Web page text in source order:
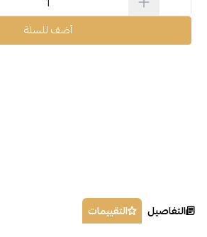
أضف للسلة
التفاصيل التقييمات